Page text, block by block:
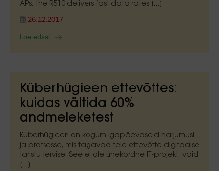
APs, the R510 delivers fast data rates [...]
26.12.2017
Loe edasi
Küberhügieen ettevõttes:
kuidas vältida 60%
andmeleketest
Küberhügieen on kogum igapäevaseid harjumusi
ja protsesse, mis tagavad teie ettevõtte digitaalse
taristu tervise. See ei ole ühekordne IT-projekt, vaid
[...]